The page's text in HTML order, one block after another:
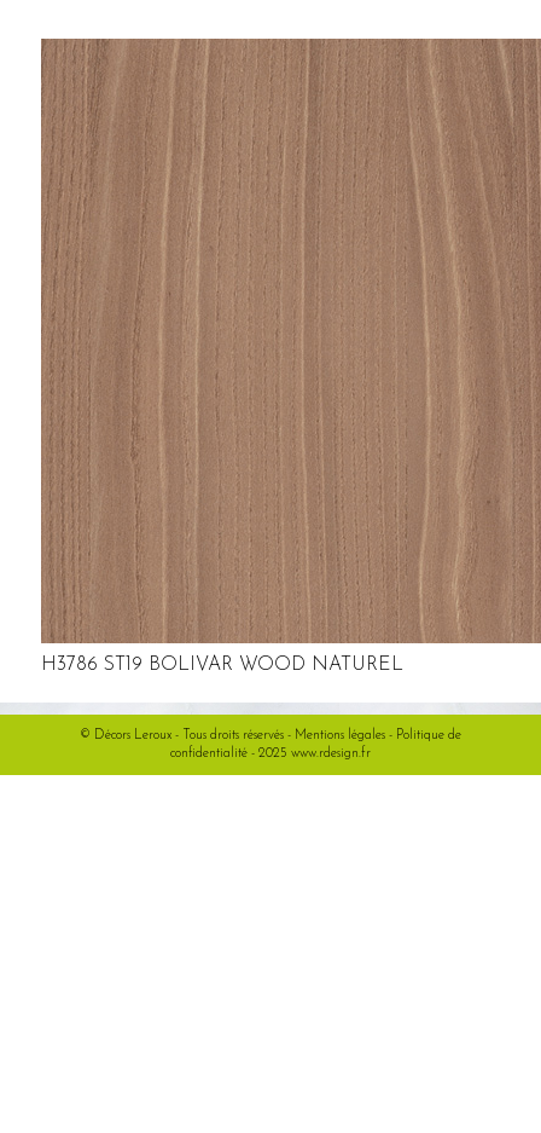
H3786 ST19 BOLIVAR WOOD NATUREL
© Décors Leroux - Tous droits réservés - Mentions légales- Politique de
confidentialité- 2025 www.rdesign.fr